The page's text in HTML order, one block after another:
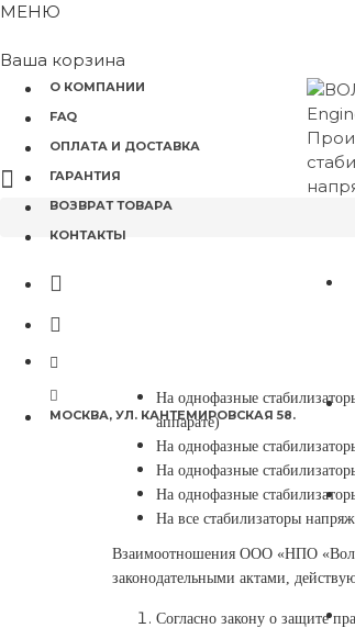
МЕНЮ
Ваша корзина
О КОМПАНИИ
FAQ
ОПЛАТА И ДОСТАВКА
ГАРАНТИЯ
ВОЗВРАТ ТОВАРА
КОНТАКТЫ
МОСКВА, УЛ. КАНТЕМИРОВСКАЯ 58.
На однофазные
аппарате)
На однофазные
На однофазные
На однофазные
На все стабилизаторы
Взаимоотношения ООО «НПО
законодательными актами,
Согласно закону о защите